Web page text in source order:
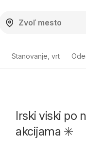
Stanovanje, vrt
Irski viski po
akcijama ✳️